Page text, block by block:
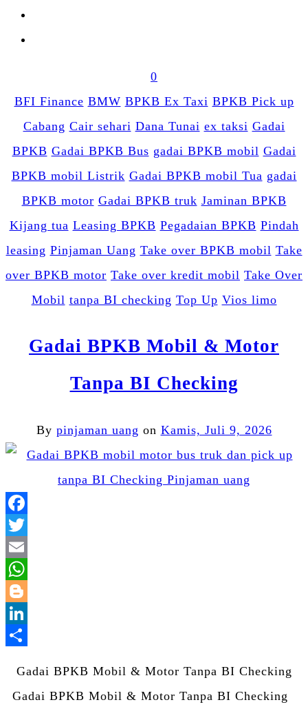
0
BFI Finance BMW BPKB Ex Taxi BPKB Pick up
Cabang Cair sehari Dana Tunai ex taksi Gadai
BPKB Gadai BPKB Bus gadai BPKB mobil Gadai
BPKB mobil Listrik Gadai BPKB mobil Tua gadai
BPKB motor Gadai BPKB truk Jaminan BPKB
Kijang tua Leasing BPKB Pegadaian BPKB Pindah
leasing Pinjaman Uang Take over BPKB mobil Take
over BPKB motor Take over kredit mobil Take Over
Mobil tanpa BI checking Top Up Vios limo
Gadai BPKB Mobil & Motor
Tanpa BI Checking
By pinjaman uang on Kamis, Juli 9, 2026
Gadai BPKB Mobil & Motor Tanpa BI Checking
Gadai BPKB Mobil & Motor Tanpa BI Checking